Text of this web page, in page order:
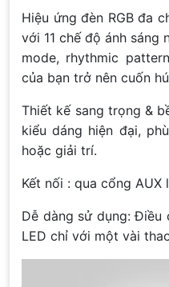
Hiệu ứng đèn RGB đa
với 11 chế độ ánh sáng
mode, rhythmic
của bạn trở nên cuốn
Thiết kế sang trọng &
kiểu dáng hiện đại,
hoặc giải trí.
Kết nối : qua cổng AUX
Dễ dàng sử dụng: Điều
LED chỉ với một vài